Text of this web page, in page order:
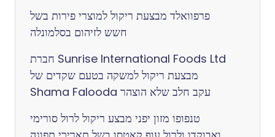
פרפוואלד מבצעת ריקול למוצרי פירות בשל
חשש לזיהום בסלמונלה
חברת Sunrise International Foods Ltd
מבצעת ריקול למשקה בטעם שקדים של
Shama Falooda עקב חלב שלא הוצהר
טנפופו מזון יפני מבצע ריקול לרול סורימי